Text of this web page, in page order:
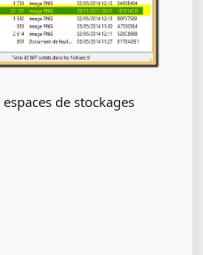
de stockages